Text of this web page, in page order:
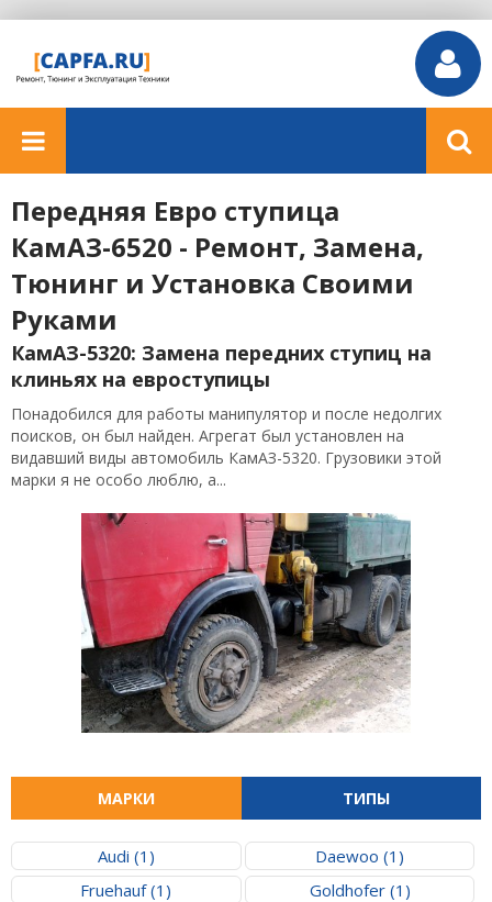
Передняя Евро ступица
КамАЗ-6520 - Ремонт, Замена,
Тюнинг и Установка Своими
Руками
КамАЗ-5320: Замена передних ступиц на
клиньях на евроступицы
Понадобился для работы манипулятор и после недолгих
поисков, он был найден. Агрегат был установлен на
видавший виды автомобиль КамАЗ-5320. Грузовики этой
марки я не особо люблю, а...
МАРКИ ТИПЫ
Audi (1)
Daewoo (1)
Fruehauf (1)
Goldhofer (1)